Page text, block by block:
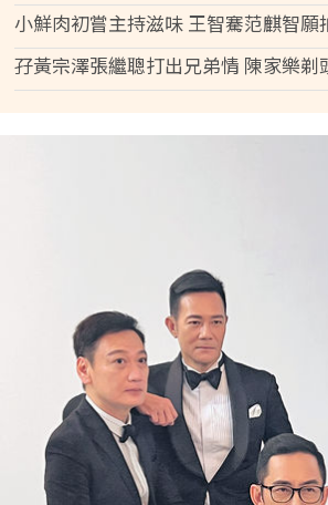
小鮮肉初嘗主持滋味 王智騫范麒智願
孖黃宗澤張繼聰打出兄弟情 陳家樂剃